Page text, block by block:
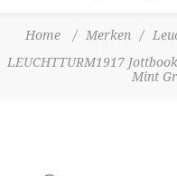
Home / Merken /
LEUCHTTURM1917
Mint